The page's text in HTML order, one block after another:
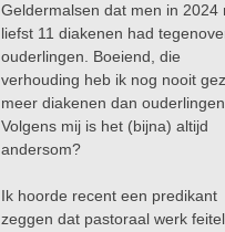
Geldermalsen dat men in 2024
liefst 11 diakenen had
ouderlingen. Boeiend, die
verhouding heb ik nog nooit
meer diakenen dan
Volgens mij is het (bijna) altijd
andersom?
Ik hoorde recent een predikant
zeggen dat pastoraal werk